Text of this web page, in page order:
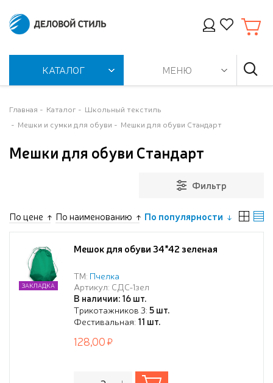
КАТАЛОГ МЕНЮ
Главная Каталог
Школьный текстиль
Мешки и сумки для обуви
Мешки для обуви Стандарт
Мешки для обуви Стандарт
Фильтр
По цене По наименованию По популярности
Мешок для обуви 34*42 зеленая
ТМ: Пчелка
Артикул: СДС-1зел
В наличии: 16 шт.
Трикотажников 3:5 шт.
Фестивальная: 11 шт.
ЗАКЛАДКА
128,00